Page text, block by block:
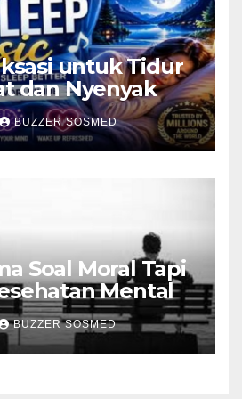
untuk Tidur
dan Nyenyak
BUZZER SOSMED
Soal Moral Tapi
Mental
BUZZER SOSMED